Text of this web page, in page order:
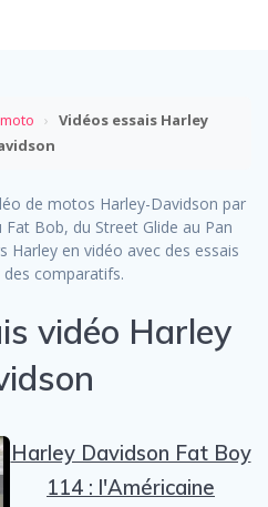
› Vidéos essais Harley
de motos Harley-Davidson par
Bob, du Street Glide au Pan
Harley en vidéo avec des essais
comparatifs.
vidéo Harley
Harley Davidson Fat Boy
114 : l'Américaine